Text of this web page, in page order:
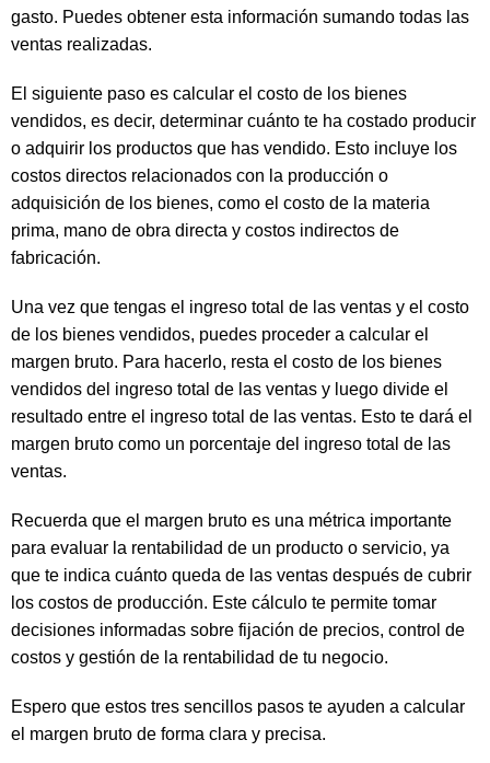
gasto. Puedes obtener esta información sumando todas las
ventas realizadas.
El siguiente paso es calcular el costo de los bienes
vendidos, es decir, determinar cuánto te ha costado producir
o adquirir los productos que has vendido. Esto incluye los
costos directos relacionados con la producción o
adquisición de los bienes, como el costo de la materia
prima, mano de obra directa y costos indirectos de
fabricación.
Una vez que tengas el ingreso total de las ventas y el costo
de los bienes vendidos, puedes proceder a calcular el
margen bruto. Para hacerlo, resta el costo de los bienes
vendidos del ingreso total de las ventas y luego divide el
resultado entre el ingreso total de las ventas. Esto te dará el
margen bruto como un porcentaje del ingreso total de las
ventas.
Recuerda que el margen bruto es una métrica importante
para evaluar la rentabilidad de un producto o servicio, ya
que te indica cuánto queda de las ventas después de cubrir
los costos de producción. Este cálculo te permite tomar
decisiones informadas sobre fijación de precios, control de
costos y gestión de la rentabilidad de tu negocio.
Espero que estos tres sencillos pasos te ayuden a calcular
el margen bruto de forma clara y precisa.